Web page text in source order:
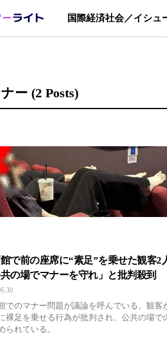
国際経済社会／イシュ
ー (2 Posts)
で前の座席に“素足”を乗せた観客
共の場でマナーを守れ」と批判殺到
でのマナー問題が議論を呼んでいる。観客
裸足を乗せる行為が批判され、公共の場で
られている。